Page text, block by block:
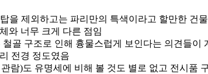
을 제외하고는 파리만의 특색이라고 할만한 건
와 너무 크게 다른 점임
골 구조로 인해 흉물스럽게 보인다는 의견들이
전경 정도였음
람)도 유명세에 비해 볼 것도 별로 없고 전시품